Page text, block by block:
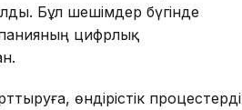
Бұл шешімдер бүгінде
цифрлық
өндірістік процестерді